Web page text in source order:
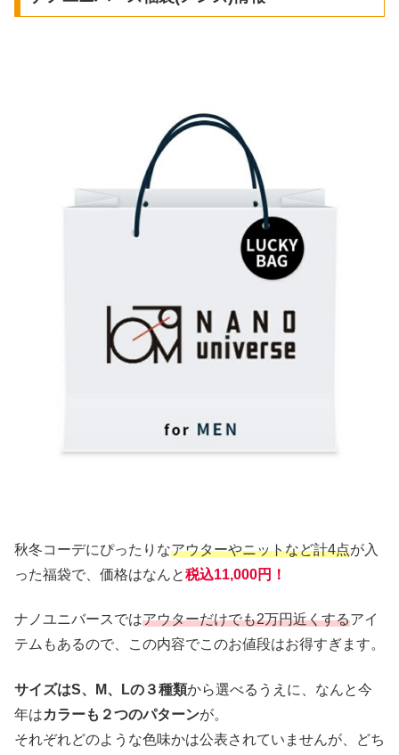
秋冬コーデにぴったりなアウターやニットなど計4点が入
った福袋で、価格はなんと税込11,000円！
ナノユニバースではアウターだけでも2万円近くするアイ
テムもあるので、この内容でこのお値段はお得すぎます。
サイズはS、M、Lの３種類から選べるうえに、なんと今
年はカラーも２つのパターンが。
それぞれどのような色味かは公表されていませんが、どち